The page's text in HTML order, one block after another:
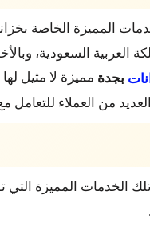
المميزة الخاصة
العربية السعودية،
بجدة مميزة لا مثيل
من العملاء
الخدمات المميزة التي